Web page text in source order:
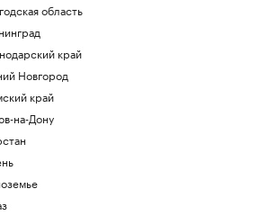
область
край
Новгород
край
на-Дону